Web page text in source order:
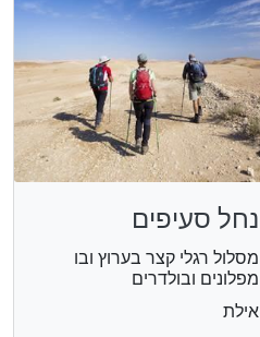
נחל סעיפים
מסלול רגלי קצר בערוץ ובו
מפלונים ובולדרים
אילת